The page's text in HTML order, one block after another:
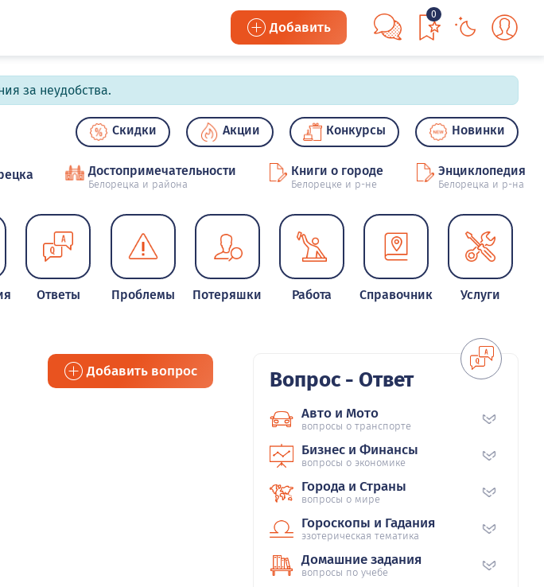
Добавить
0
за неудобства.
Скидки Акции Конкурсы Новинки
Достопримечательности
Белорецка и района
Книги о городе
Белорецке и р-не
Энциклопедия
Белорецка и р-на
Ответы Проблемы Потеряшки Работа Справочник Услуги
Добавить вопрос Вопрос - Ответ
Авто и Мото
вопросы о транспорте
Бизнес и Финансы
вопросы о экономике
Города и Страны
вопросы о мире
Гороскопы и Гадания
эзотерическая тематика
Домашние задания
вопросы по учебе